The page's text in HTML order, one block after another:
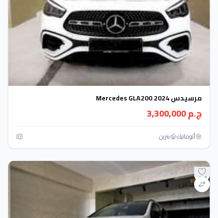
مرسيدس Mercedes GLA200 2024
ج.م 3,300,000
أتوماتيك‎ بنزين